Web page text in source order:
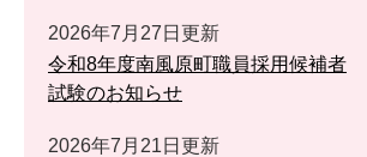
2026年7月27日更新
令和8年度南風原町職員採用候補者
試験のお知らせ
2026年7月21日更新